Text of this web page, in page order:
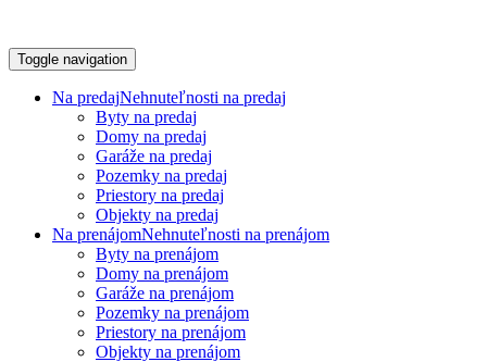
Toggle navigation
Na predajNehnuteľnosti na predaj
Byty na predaj
Domy na predaj
Garáže na predaj
Pozemky na predaj
Priestory na predaj
Objekty na predaj
Na prenájomNehnuteľnosti na prenájom
Byty na prenájom
Domy na prenájom
Garáže na prenájom
Pozemky na prenájom
Priestory na prenájom
Objekty na prenájom